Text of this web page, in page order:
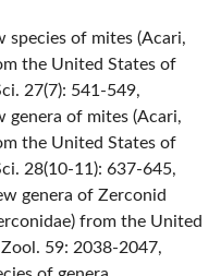
species of mites (Acari,
the United States of
27(7): 541-549,
genera of mites (Acari,
the United States of
28(10-11): 637-645,
genera of Zerconid
from the United
59: 2038-2047,